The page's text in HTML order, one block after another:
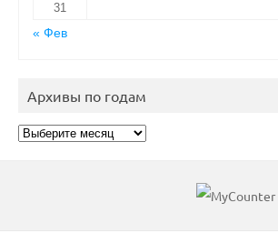
31
« Фев
Архивы по годам
Архивы